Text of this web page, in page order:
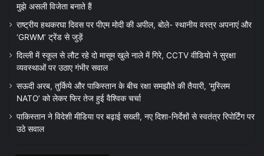
मुझे असली विजेता बनाते हैं
राष्ट्रीय हथकरघा दिवस पर पीएम मोदी की अपील, बोले- स्थानीय वस्त्र अपनाएं और
‘GRWM’ ट्रेंड से जुड़ें
दिल्ली में स्कूल से लौट रहे दो मासूम खुले नाले में गिरे, CCTV वीडियो ने सुरक्षा
व्यवस्थाओं पर उठाए गंभीर सवाल
सऊदी अरब, तुर्किये और पाकिस्तान के बीच रक्षा समझौते की तैयारी, ‘मुस्लिम
NATO’ को लेकर फिर तेज हुई वैश्विक चर्चा
पाकिस्तान ने विदेशी मीडिया पर बढ़ाई सख्ती, नए दिशा-निर्देशों से स्वतंत्र रिपोर्टिंग पर
उठे सवाल